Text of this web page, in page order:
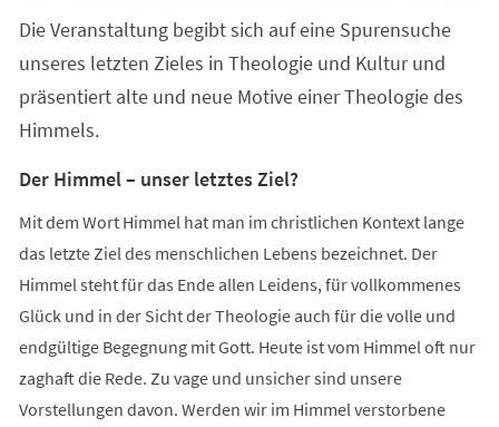
neuen
Die Veranstaltung begibt sich auf eine Spurensuche
unseres letzten Zieles in Theologie und Kultur und
präsentiert alte und neue Motive einer Theologie des
Himmels.
Der Himmel – unser letztes Ziel?
Mit dem Wort Himmel hat man im christlichen Kontext lange
das letzte Ziel des menschlichen Lebens bezeichnet. Der
Himmel steht für das Ende allen Leidens, für vollkommenes
Glück und in der Sicht der Theologie auch für die volle und
endgültige Begegnung mit Gott. Heute ist vom Himmel oft nur
zaghaft die Rede. Zu vage und unsicher sind unsere
Vorstellungen davon. Werden wir im Himmel verstorbene